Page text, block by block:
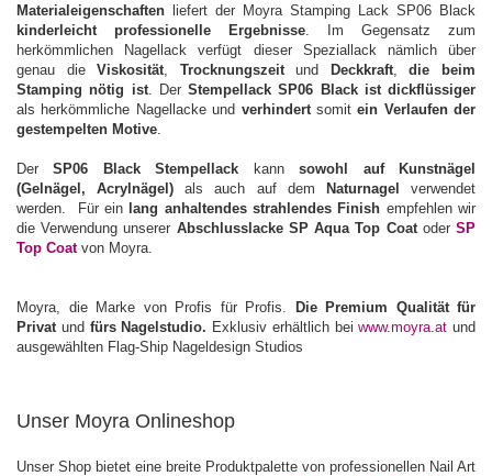
Materialeigenschaften liefert der Moyra Stamping Lack SP06 Black
kinderleicht professionelle Ergebnisse . Im Gegensatz zum
herkömmlichen Nagellack verfügt dieser Speziallack nämlich über
genau dieViskosität Trocknungszeitund Deckkraft,die beim
Stamping nötig ist. Der Stempellack SP06 Black ist dickflüssiger
als herkömmliche Nagellacke und verhindert somitein Verlaufen der
gestempelten Motive
DerSP06 Black Stempellack kannsowohl auf Kunstnägel
(Gelnägel, Acrylnägel) als auch auf dem Naturnagelverwendet
werden. Für ein lang anhaltendes strahlendes Finish empfehlen wir
die Verwendung unserer Abschlusslacke SP Aqua Top Coatoder SP
Top Coat von Moyra.
Moyra, die Marke von Profis für Profis. Die Premium Qualität für
Privat und fürs Nagelstudio. Exklusiv erhältlich beiwww.moyra.at und
ausgewählten Flag-Ship Nageldesign Studios
Unser Moyra Onlineshop
Unser Shop bietet eine breite Produktpalette von professionellen Nail Art